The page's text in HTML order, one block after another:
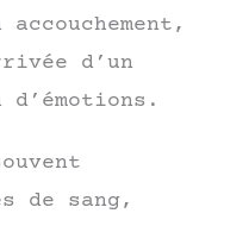
d’un
de sang,